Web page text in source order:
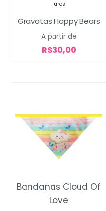
juros
Gravatas Happy Bears
A partir de
R$30,00
Bandanas Cloud Of
Love